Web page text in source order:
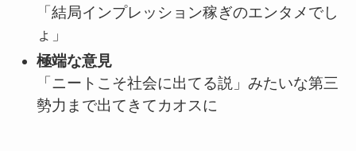
「結局インプレッション稼ぎのエンタメでし
ょ」
極端な意見
「ニートこそ社会に出てる説」みたいな第三
勢力まで出てきてカオスに